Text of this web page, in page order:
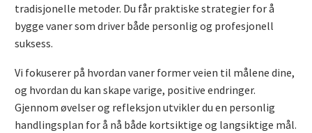
tradisjonelle metoder. Du får praktiske strategier for å
bygge vaner som driver både personlig og profesjonell
suksess.
Vi fokuserer på hvordan vaner former veien til målene dine,
og hvordan du kan skape varige, positive endringer.
Gjennom øvelser og refleksjon utvikler du en personlig
handlingsplan for å nå både kortsiktige og langsiktige mål.